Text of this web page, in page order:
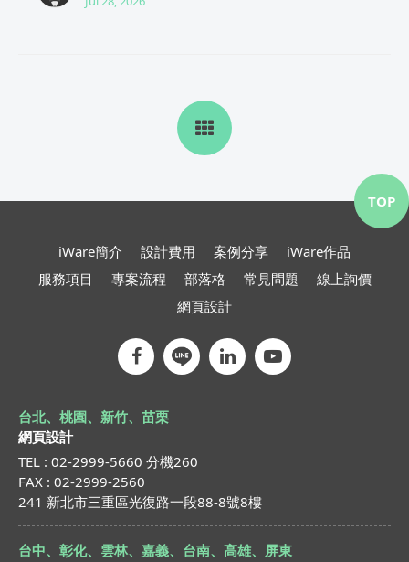
iWare簡介 設計費用 案例分享
iWare作品
服務項目
專案流程 部落格 常見問題
線上詢價
網頁設計
台北、桃園、新竹、苗栗
網頁設計
TEL : 02-2999-5660 分機260
FAX : 02-2999-2560
241 新北市三重區光復路一段88-8號8樓
台中、彰化、雲林、嘉義、台南、高雄、屏東
TOP